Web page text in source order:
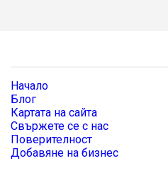
Начало
Блог
Картата на сайта
Свържете се с нас
Поверителност
Добавяне на бизнес